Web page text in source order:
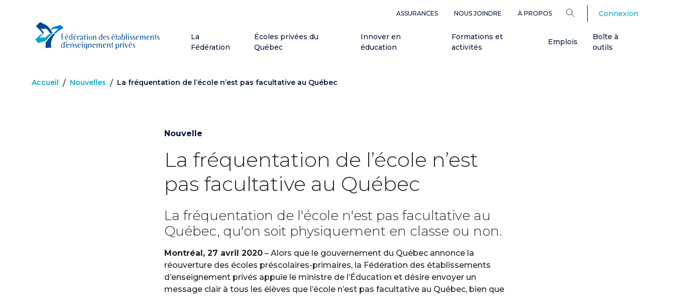
principal
ASSURANCES NOUS JOINDRE À PROPOS Connexion
La
Fédération
Écoles privées du
Québec
Innover en
éducation
Formations et
activités
Emplois
Boîte à
outils
Accueil / Nouvelles / La fréquentation de l’école n’est pas facultative au Québec
Nouvelle
La fréquentation de l’école n’est
pas facultative au Québec
La fréquentation de l'école n'est pas facultative au
Québec, qu'on soit physiquement en classe ou non.
Montréal, 27 avril 2020 – Alors que le gouvernement du Québec annonce la
réouverture des écoles préscolaires-primaires, la Fédération des établissements
d’enseignement privés appuie le ministre de l’Éducation et désire envoyer un
message clair à tous les élèves que l’école n’est pas facultative au Québec, bien que